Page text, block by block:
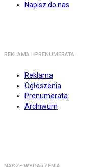
Napisz do nas
REKLAMA I PRENUMERATA
Reklama
Ogłoszenia
Prenumerata
Archiwum